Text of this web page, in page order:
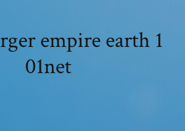
empire earth 1
01net